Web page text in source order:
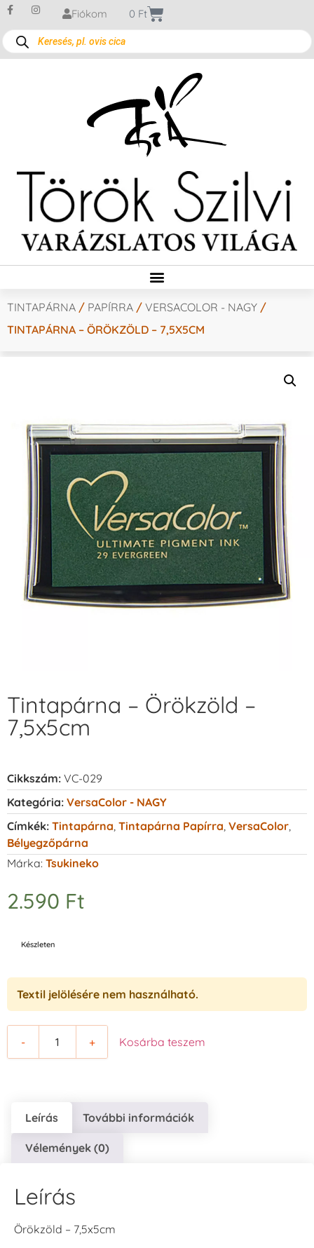
Fiókom 0 Ft
TINTAPÁRNA / PAPÍRRA / VERSACOLOR - NAGY /
TINTAPÁRNA – ÖRÖKZÖLD – 7,5X5CM
Tintapárna – Örökzöld –
7,5x5cm
Cikkszám: VC-029
Kategória: VersaColor - NAGY
Címkék: Tintapárna Tintapárna Papírra VersaColor
Bélyegzőpárna
Márka: Tsukineko
2.590 Ft
Készleten
Textil jelölésére nem használható.
- + Kosárba teszem
Leírás További információk
Vélemények (0)
Leírás
Örökzöld – 7,5x5cm